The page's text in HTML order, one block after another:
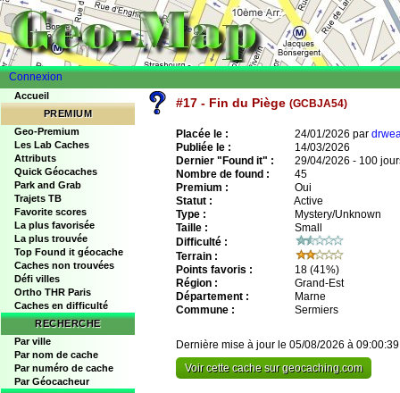
Connexion
Accueil
PREMIUM
Geo-Premium
Les Lab Caches
Attributs
Quick Géocaches
Park and Grab
Trajets TB
Favorite scores
La plus favorisée
La plus trouvée
Top Found it géocache
Caches non trouvées
Défi villes
Ortho THR Paris
Caches en difficulté
RECHERCHE
Par ville
Par nom de cache
Par numéro de cache
Par Géocacheur
#17 - Fin du Piège (GCBJA54)
Placée le : 24/01/2026 par
Publiée le :
14/03/2026
Dernier "Found it" :
29/04/2026 - 100
Nombre de found :
45
Premium :
Oui
Statut :
Active
Type :
Mystery/Unknown
Taille :
Small
Difficulté :
Terrain :
Points favoris :
18 (41%)
Région :
Grand-Est
Département :
Marne
Commune :
Sermiers
Dernière mise à jour le 05/08/2026 à 09:00:39
Voir cette cache sur geocaching.com